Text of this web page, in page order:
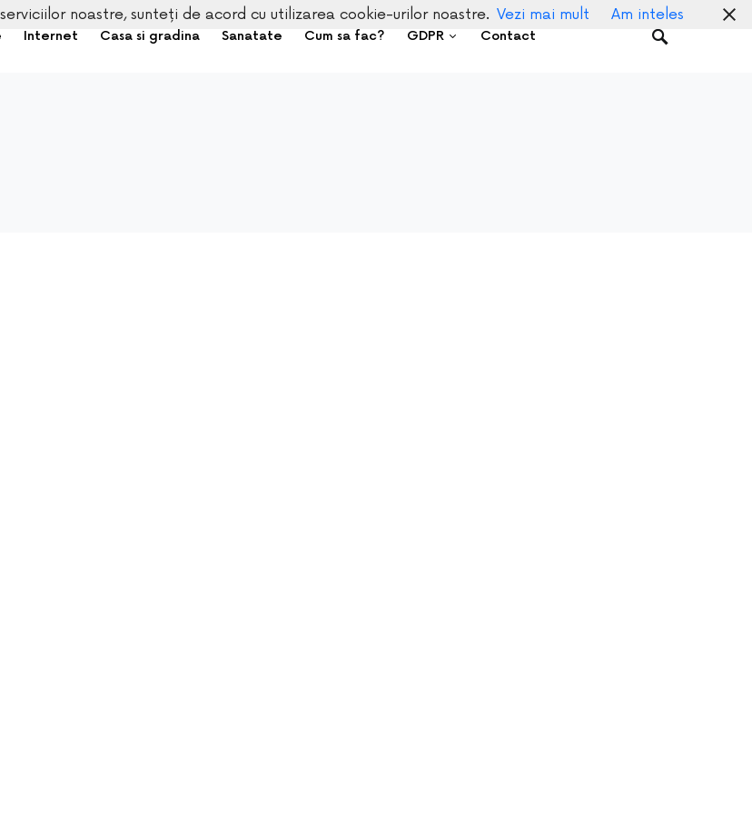
Internet Casa si gradina Sanatate Cum sa fac? GDPR Contact
noastre, sunteți de acord cu utilizarea cookie-urilor noastre. Vezi mai mult Am inteles